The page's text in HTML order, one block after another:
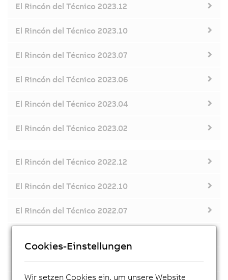
El Rincón del Técnico 2023.12
El Rincón del Técnico 2023.10
El Rincón del Técnico 2023.07
El Rincón del Técnico 2023.06
El Rincón del Técnico 2023.04
El Rincón del Técnico 2023.02
El Rincón del Técnico 2022.12
El Rincón del Técnico 2022.10
El Rincón del Técnico 2022.07
Cookies-Einstellungen
Wir setzen Cookies ein, um unsere Website